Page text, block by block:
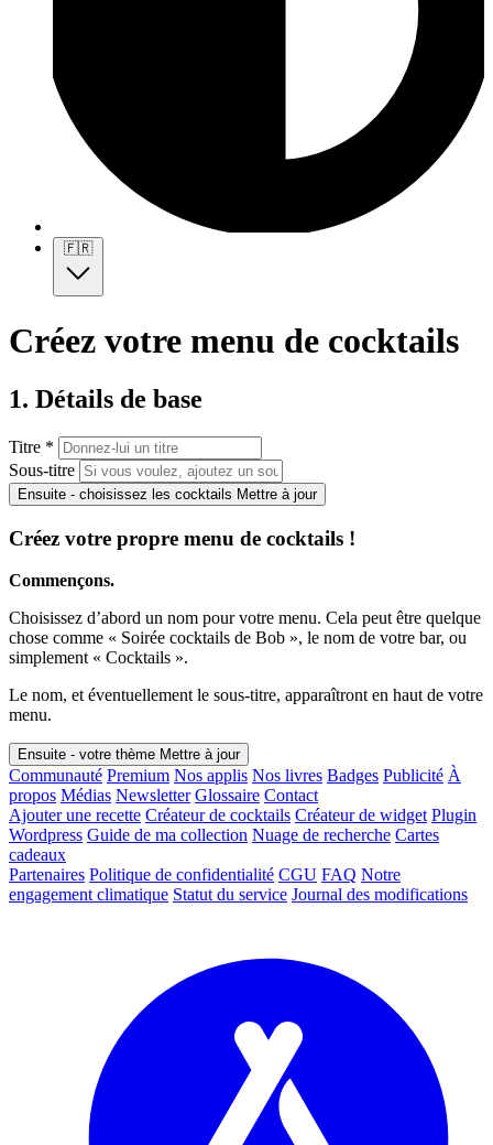
🇫🇷
Créez votre menu de cocktails
1. Détails de base
Titre *
Sous-titre
Ensuite - choisissez les cocktails Mettre à jour
Créez votre propre menu de cocktails !
Commençons.
Choisissez d’abord un nom pour votre menu. Cela peut être quelque
chose comme « Soirée cocktails de Bob », le nom de votre bar, ou
simplement « Cocktails ».
Le nom, et éventuellement le sous-titre, apparaîtront en haut de votre
menu.
Ensuite - votre thème Mettre à jour
Communauté Premium Nos applis Nos livres Badges Publicité À
propos Médias Newsletter Glossaire Contact
Ajouter une recette Créateur de cocktails Créateur de widget Plugin
Wordpress Guide de ma collection Nuage de recherche Cartes
cadeaux
Partenaires Politique de confidentialité CGU FAQ Notre
engagement climatique Statut du service Journal des modifications